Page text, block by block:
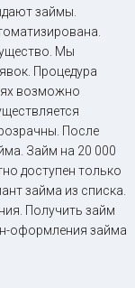
займы.
Мы
Процедура
возможно
После
Займ на 20 000
доступен только
займа из списка.
Получить займ
оформления займа